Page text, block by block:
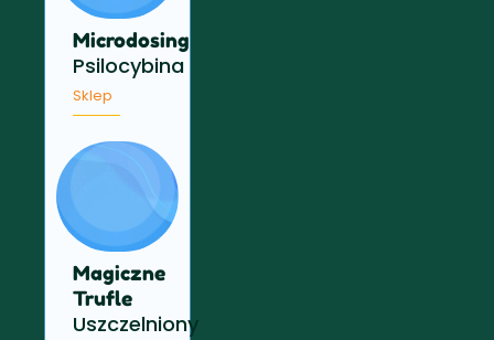
Microdosing
Psilocybina
Sklep
Magiczne
Trufle
Uszczelniony